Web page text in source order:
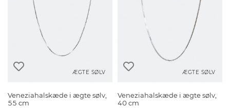
ÆGTE SØLV
Veneziahalskæde i ægte sølv,
55 cm
ÆGTE SØLV
Veneziahalskæde i ægte sølv,
40 cm